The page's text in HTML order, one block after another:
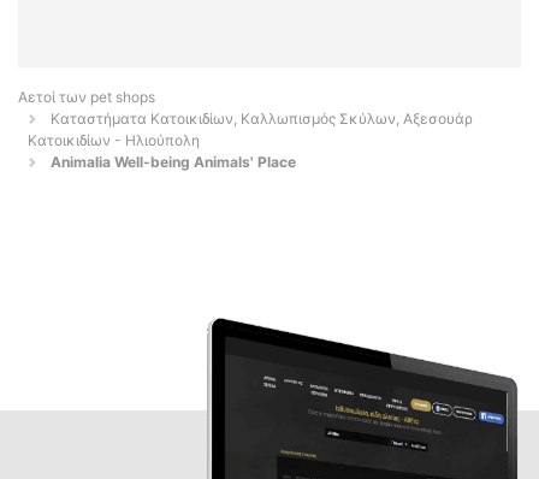
Αετοί των pet shops
Καταστήματα Κατοικιδίων, Καλλωπισμός Σκύλων, Αξεσουάρ
Κατοικιδίων - Ηλιούπολη
Animalia Well-being Animals' Place